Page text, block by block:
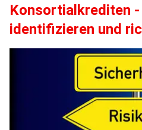
Konsortialkrediten
identifizieren und